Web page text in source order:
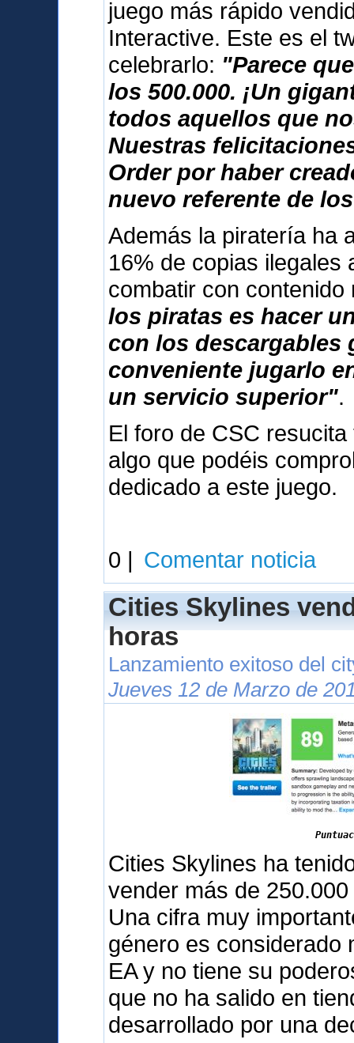
juego más rápido
Interactive. Este es el
celebrarlo: "Parece
los 500.000. ¡Un
todos aquellos que
Nuestras
Order por haber
nuevo referente de
Además la piratería ha
16% de copias ilegales
combatir con
los piratas es hacer
con los descargables
conveniente jugarlo
un servicio superior".
El foro de CSC
algo que podéis
dedicado a este juego.
0 | Comentar noticia
Cities Skylines
horas
Lanzamiento exitoso del
Jueves 12 de Marzo de
Cities Skylines ha
vender más de
Una cifra muy
género es considerado
EA y no tiene su
que no ha salido en
desarrollado por una